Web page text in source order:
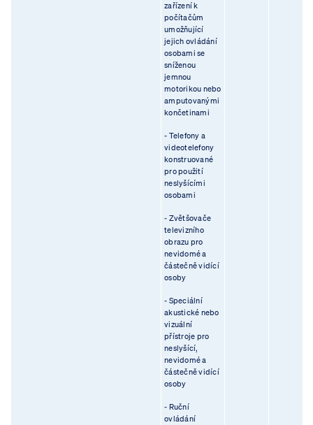
zařízení k
počítačům
umožňující
jejich ovládání
osobami se
sníženou
jemnou
motorikou nebo
amputovanými
končetinami
- Telefony a
videotelefony
konstruované
pro použití
neslyšícími
osobami
- Zvětšovače
televizního
obrazu pro
nevidomé a
částečně vidící
osoby
- Speciální
akustické nebo
vizuální
přístroje pro
neslyšící,
nevidomé a
částečně vidící
osoby
- Ruční
ovládání